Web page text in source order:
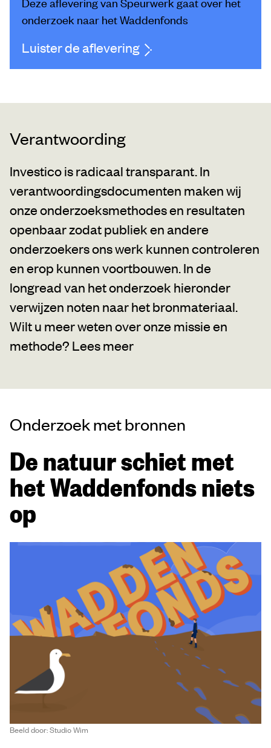
onderzoek naar het Waddenfonds
Luister de aflevering
Verantwoording
Investico is radicaal transparant. In
verantwoordingsdocumenten maken wij
onze onderzoeksmethodes en resultaten
openbaar zodat publiek en andere
onderzoekers ons werk kunnen controleren
en erop kunnen voortbouwen. In de
longread van het onderzoek hieronder
verwijzen noten naar het bronmateriaal.
Wilt u meer weten over onze missie en
methode? Lees meer
Onderzoek met bronnen
De natuur schiet met
het Waddenfonds niets
op
Beeld door: Studio Wim